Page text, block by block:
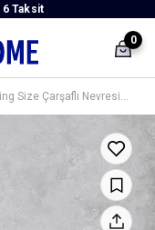
6 Taksit
0
Pure Essence Nakışlı Pamuk King Size Çarşaflı Nevresim Takımı 240x220 cm Beyaz